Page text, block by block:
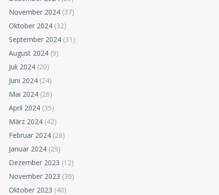
November 2024 (37)
Oktober 2024 (32)
September 2024 (31)
August 2024 (9)
Juli 2024 (20)
Juni 2024 (24)
Mai 2024 (26)
April 2024 (35)
März 2024 (42)
Februar 2024 (26)
Januar 2024 (29)
Dezember 2023 (12)
November 2023 (30)
Oktober 2023 (40)